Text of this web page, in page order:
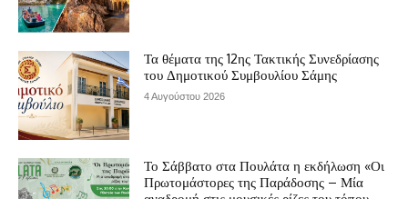
Τα θέματα της 12ης Τακτικής Συνεδρίασης
του Δημοτικού Συμβουλίου Σάμης
4 Αυγούστου 2026
Το Σάββατο στα Πουλάτα η εκδήλωση «Οι
Πρωτομάστορες της Παράδοσης – Μία